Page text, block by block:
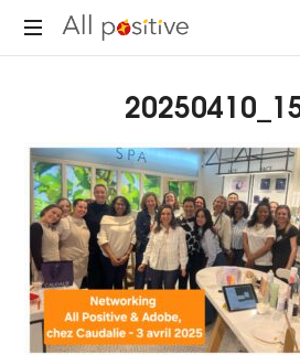
All
réinventer."